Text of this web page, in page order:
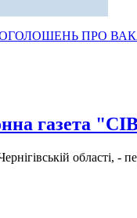
ПРО
газета
області,